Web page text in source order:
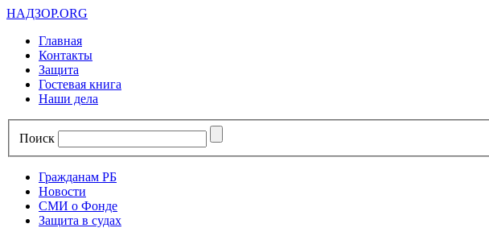
НАДЗОР.ORG
Главная
Контакты
Защита
Гостевая книга
Наши дела
Поиск
Гражданам РБ
Новости
СМИ о Фонде
Защита в судах